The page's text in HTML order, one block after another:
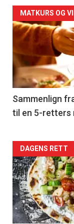
Forsiden
akkurat
nå
-
5
MATKURS OG
Sammenlign
til en 5-retters
Forsiden
akkurat
nå
-
DAGENS RETT